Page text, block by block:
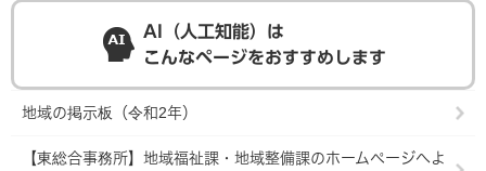
AI（人工知能）は
こんなページをおすすめします
地域の掲示板（令和2年）
【東総合事務所】地域福祉課・地域整備課のホームページへよ